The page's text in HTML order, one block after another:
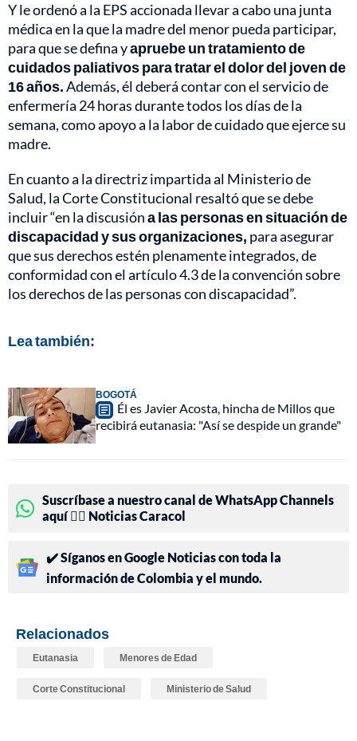
Y le ordenó a la EPS accionada llevar a cabo una junta
médica en la que la madre del menor pueda participar,
para que se defina yapruebe un tratamiento de
cuidados paliativos para tratar el dolor del joven de
16 años.Además, él deberá contar con el servicio de
enfermería 24 horas durante todos los días de la
semana, como apoyo a la labor de cuidado que ejerce su
madre.
En cuanto a la directriz impartida al Ministerio de
Salud, la Corte Constitucional resaltó que se debe
incluir “en la discusióna las personas en situación de
discapacidad y sus organizaciones, para asegurar
que sus derechos estén plenamente integrados, de
conformidad con el artículo 4.3 de la convención sobre
los derechos de las personas con discapacidad”.
Lea también:
BOGOTÁ
Él es Javier Acosta, hincha de Millos que
recibirá eutanasia: "Así se despide un grande"
Suscríbase a nuestro canal de WhatsApp Channels
aquí 👉🏻 Noticias Caracol
✔️ Síganos en Google Noticias con toda la
información de Colombia y el mundo.
Relacionados
Eutanasia Menores de Edad
Corte Constitucional Ministerio de Salud